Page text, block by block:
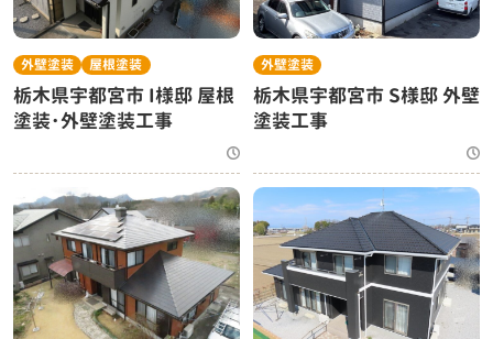
外壁塗装 屋根塗装
栃木県宇都宮市 I様邸 屋根
塗装･外壁塗装工事
外壁塗装
栃木県宇都宮市 S様邸 外壁
塗装工事